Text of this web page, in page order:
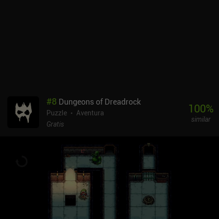
Esto es especialmente perjudicial durante las frecuentes
secuencias de acción que requieren una sincronización precisa y
reflejos rápidos.Mini Quests es completamente gratuito, sin
a los fans de las aventuras de la vieja escuela.
#8 Dungeons of Dreadrock
Puzzle
Aventura
Gratis
100%
similar